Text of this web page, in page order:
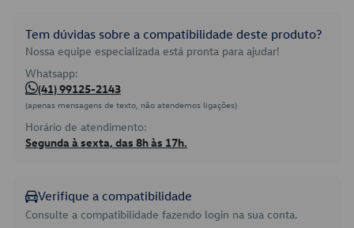
Tem dúvidas sobre a compatibilidade deste produto?
Nossa equipe especializada está pronta para ajudar!
Whatsapp:
(41) 99125-2143
(apenas mensagens de texto, não atendemos ligações)
Horário de atendimento:
Segunda à sexta, das 8h às 17h.
Verifique a compatibilidade
Consulte a compatibilidade fazendo login na sua conta.